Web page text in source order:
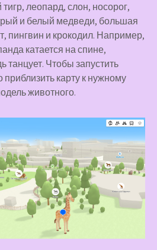
леопард, слон, носорог,
и белый медведи, большая
пингвин и крокодил. Например,
катается на спине,
танцует. Чтобы запустить
карту к нужному
животного.